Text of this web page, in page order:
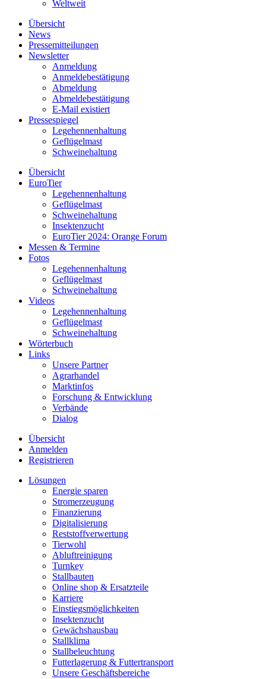
Weltweit
Übersicht
News
Pressemitteilungen
Newsletter
Anmeldung
Anmeldebestätigung
Abmeldung
Abmeldebestätigung
E-Mail existiert
Pressespiegel
Legehennenhaltung
Geflügelmast
Schweinehaltung
Übersicht
EuroTier
Legehennenhaltung
Geflügelmast
Schweinehaltung
Insektenzucht
EuroTier 2024: Orange Forum
Messen & Termine
Fotos
Legehennenhaltung
Geflügelmast
Schweinehaltung
Videos
Legehennenhaltung
Geflügelmast
Schweinehaltung
Wörterbuch
Links
Unsere Partner
Agrarhandel
Marktinfos
Forschung & Entwicklung
Verbände
Dialog
Übersicht
Anmelden
Registrieren
Lösungen
Energie sparen
Stromerzeugung
Finanzierung
Digitalisierung
Reststoffverwertung
Tierwohl
Abluftreinigung
Turnkey
Stallbauten
Online shop & Ersatzteile
Karriere
Einstiegsmöglichkeiten
Insektenzucht
Gewächshausbau
Stallklima
Stallbeleuchtung
Futterlagerung & Futtertransport
Unsere Geschäftsbereiche